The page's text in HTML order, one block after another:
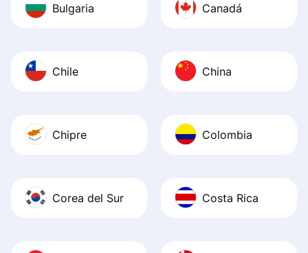
Bulgaria Canadá
Chile China
Chipre Colombia
Corea del Sur Costa Rica